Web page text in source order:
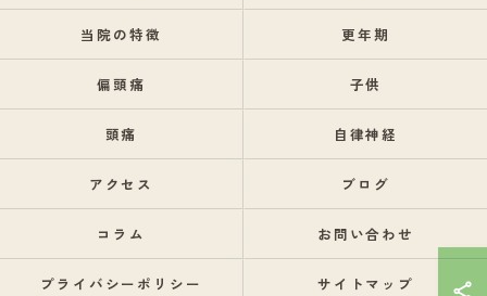
当院の特徴 更年期
偏頭痛 子供
頭痛 自律神経
アクセス ブログ
コラム お問い合わせ
プライバシーポリシー サイトマップ